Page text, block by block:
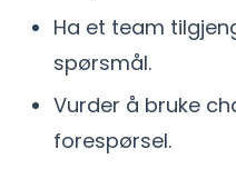
Ha et team
spørsmål.
Vurder å bruke
forespørsel.